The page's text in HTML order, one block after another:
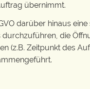
übernimmt.
darüber hinaus eine
die
(z.B. Zeitpunkt des